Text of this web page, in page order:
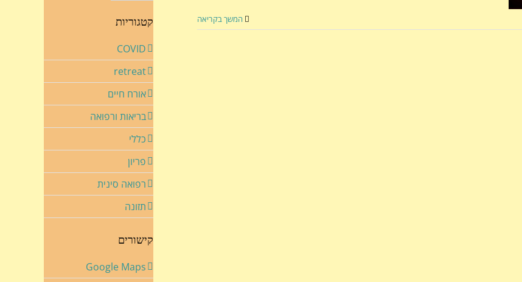
המשך בקריאה
קטגוריות
COVID
retreat
אורח חיים
בריאות ורפואה
כללי
פריון
רפואה סינית
תזונה
קישורים
Google Maps